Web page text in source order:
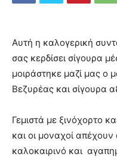
Αυτή η καλογερική
σας κερδίσει σίγουρα
μοιράστηκε μαζί μας ο
Βεζυρέας και σίγουρα
Γεμιστά με ξινόχορτο
και οι μοναχοί
καλοκαιρινό και